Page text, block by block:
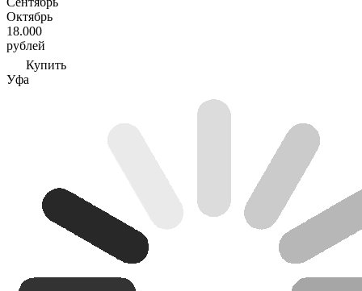
Октябрь
18.000
рублей
Купить
Уфа